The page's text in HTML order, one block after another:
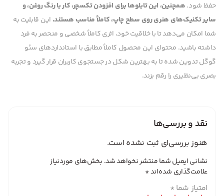
حفظ شود.همچنین، این تابلوها برای افزودن تکسچر، کار با رنگ روغن، و
سایر تکنیک‌های هنری روی سطح چاپ، کاملاً مناسب هستند. این قابلیت به
شما امکان می‌دهد تا با خلاقیت خود، اثری کاملاً شخصی و منحصر به فرد
داشته باشید. محتوای این محصول کاملاً مطابق با استانداردهای سئو
گوگل تدوین شده تا به بهترین شکل در جستجوی کاربران قرار گیرد و تجربه
بصری بی‌نظیری را رقم بزند.
نقد و بررسی‌ها
هنوز بررسی‌ای ثبت نشده است.
نشانی ایمیل شما منتشر نخواهد شد. بخش‌های موردنیاز
علامت‌گذاری شده‌اند*
امتیاز شما *